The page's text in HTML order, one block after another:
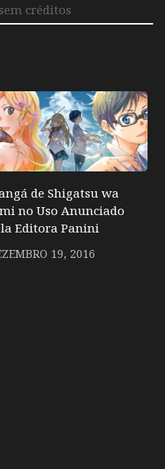
créditos
de Shigatsu wa
no Uso Anunciado
Editora Panini
19, 2016